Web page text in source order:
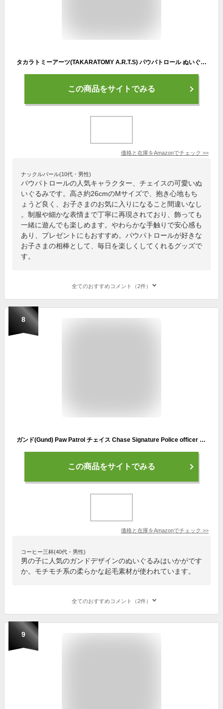
タカラトミーアーツ(TAKARATOMY A.R.T.S) パウパトロール ぬいぐるみM チェイスver.ぬいぐるみ高さ約26cm
この商品をサイトでみる
価格と在庫をAmazonでチェック >>
ナックルバール(10代・男性)
パウパトロールの人気キャラクター、チェイスの可愛いぬ
いぐるみです。高さ約26cmのMサイズで、抱き心地もち
ょうど良く、お子さまのお気に入りになること間違いなし
。制服や細かな表情まで丁寧に再現されており、飾っても
一緒に遊んでも楽しめます。やわらかな手触りで安心感も
あり、プレゼントにもおすすめ。パウパトロールが好きな
お子さまの相棒として、毎日を楽しくしてくれるグッズで
す。
全てのおすすめコメント（2件）
8
ガンド(Gund) Paw Patrol チェイス Chase Signature Police officer Uniform 6インチぬいぐるみ Plush
この商品をサイトでみる
価格と在庫をAmazonでチェック >>
コーヒー三杯(40代・男性)
男の子に人気のガンドデザインのぬいぐるみはいかがです
か。モチモチ系の柔らかな起毛素材が使われています。
全てのおすすめコメント（2件）
9